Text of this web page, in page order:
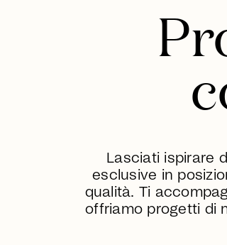
Lasciati ispirare
esclusive in
qualità. Ti
offriamo progetti di